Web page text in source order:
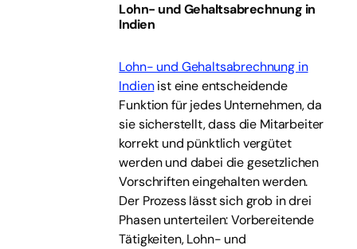
Lohn- und Gehaltsabrechnung in
Indien
Lohn- und Gehaltsabrechnung in
Indienist eine entscheidende
Funktion für jedes Unternehmen, da
sie sicherstellt, dass die Mitarbeiter
korrekt und pünktlich vergütet
werden und dabei die gesetzlichen
Vorschriften eingehalten werden.
Der Prozess lässt sich grob in drei
Phasen unterteilen: Vorbereitende
Tätigkeiten, Lohn- und